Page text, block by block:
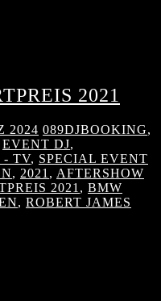
2021
2024 089DJBOOKING,
EVENT DJ,
- TV, SPECIAL EVENT
, 2021 , AFTERSHOW
2021 , BMW
, ROBERT JAMES